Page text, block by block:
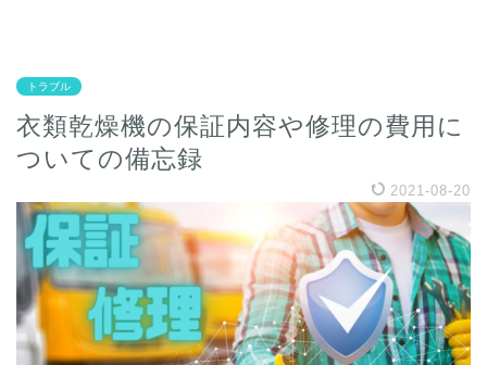
トラブル
衣類乾燥機の保証内容や修理の費用に
ついての備忘録
2021-08-20